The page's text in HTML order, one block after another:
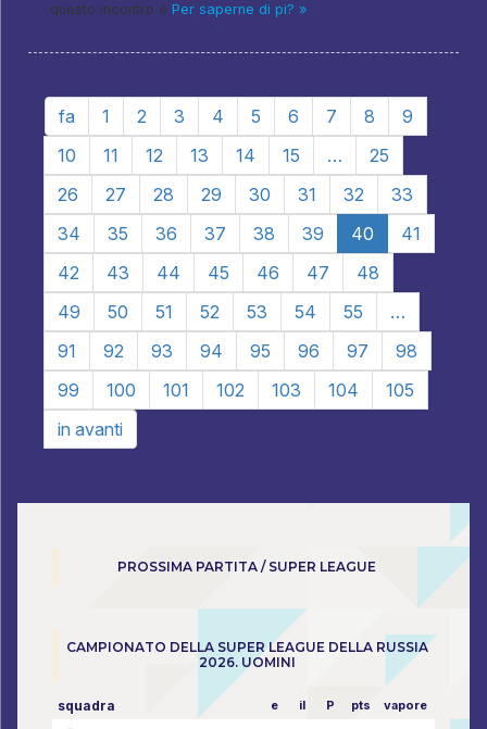
questo incontro è Per saperne di pi? »
fa 1 2 3 4 5 6 7 8
9
10
11 12 13 14 15 …
25
26
27 28 29 30 31 32
33
34
35 36 37 38 39 40
41
42
43 44 45 46 47
48
49
50 51 52 53 54 55
…
91
92 93 94 95 96 97
98
99
100 101 102 103 104
105
in avanti
PROSSIMA PARTITA / SUPER LEAGUE
CAMPIONATO DELLA SUPER LEAGUE DELLA RUSSIA
2026. UOMINI
squadra e il P pts vapore